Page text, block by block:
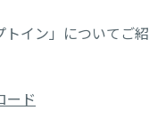
イン」についてご紹
ード